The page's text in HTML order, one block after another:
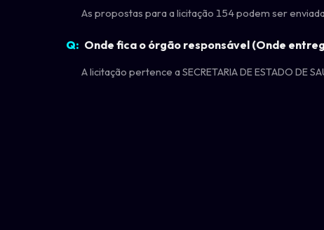
As propostas para a licitação 154 podem ser
Onde fica o órgão responsável (Onde
A licitação pertence a SECRETARIA DE ESTADO DE